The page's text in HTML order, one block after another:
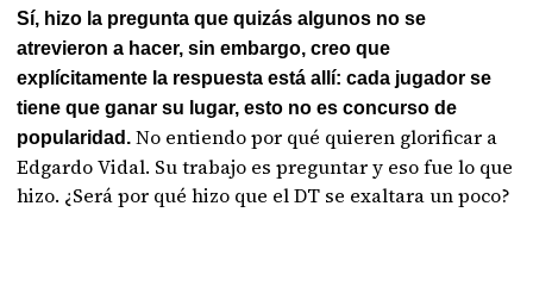
Sí, hizo la pregunta que quizás algunos no se
atrevieron a hacer, sin embargo, creo que
explícitamente la respuesta está allí: cada jugador se
tiene que ganar su lugar, esto no es concurso de
popularidad. No entiendo por qué quieren glorificar a
Edgardo Vidal. Su trabajo es preguntar y eso fue lo que
hizo. ¿Será por qué hizo que el DT se exaltara un poco?